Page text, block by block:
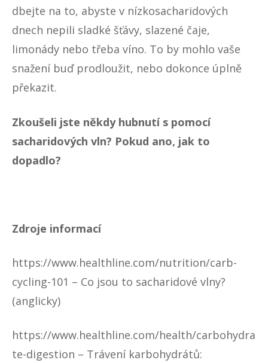
dbejte na to, abyste v nízkosacharidových
dnech nepili sladké šťávy, slazené čaje,
limonády nebo třeba víno. To by mohlo vaše
snažení buď prodloužit, nebo dokonce úplně
překazit.
Zkoušeli jste někdy hubnutí s pomocí
sacharidových vln? Pokud ano, jak to
dopadlo?
Zdroje informací
https://www.healthline.com/nutrition/carb-
cycling-101 – Co jsou to sacharidové vlny?
(anglicky)
https://www.healthline.com/health/carbohydra
te-digestion – Trávení karbohydrátů: